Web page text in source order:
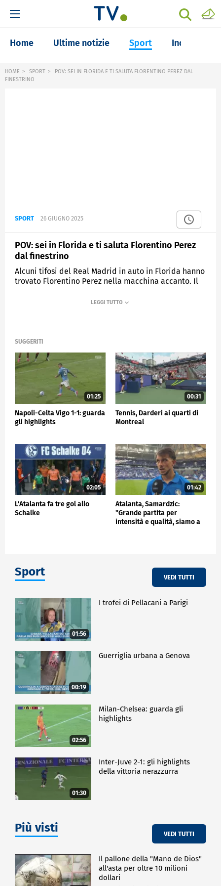
Home Ultime notizie Sport Inchieste
HOME SPORT
POV: SEI IN FLORIDA E TI SALUTA FLORENTINO PEREZ DAL
FINESTRINO
SPORT 26 GIUGNO 2025
POV: sei in Florida e ti saluta Florentino Perez
dal finestrino
Alcuni tifosi del Real Madrid in auto in Florida hanno
trovato Florentino Perez nella macchina accanto. Il
rispondere al saluto dei supporter madridisti
SUGGERITI
01:25
Napoli-Celta Vigo 1-1: guarda
gli highlights
00:31
Tennis, Darderi ai quarti di
Montreal
02:05
L'Atalanta fa tre gol allo
Schalke
01:42
Atalanta, Samardzic:
"Grande partita per
intensità e qualità, siamo a
Sport VEDI TUTTI
01:56
I trofei di Pellacani a Parigi
00:19
Guerriglia urbana a Genova
02:56
Milan-Chelsea: guarda gli
highlights
01:30
Inter-Juve 2-1: gli highlights
della vittoria nerazzurra
Più visti VEDI TUTTI
Il pallone della "Mano de Dios"
all'asta per oltre 10 milioni
dollari